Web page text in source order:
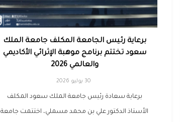
برعاية رئيس الجامعة المكلف جامعة الملك
سعود تختتم برنامج موهبة الإثرائي الأكاديمي
والعالمي 2026
30 يوليو 2026
برعاية سعادة رئيس جامعة الملك سعود المكلف
الأستاذ الدكتور علي بن محمد مسملي، اختتمت جامعة